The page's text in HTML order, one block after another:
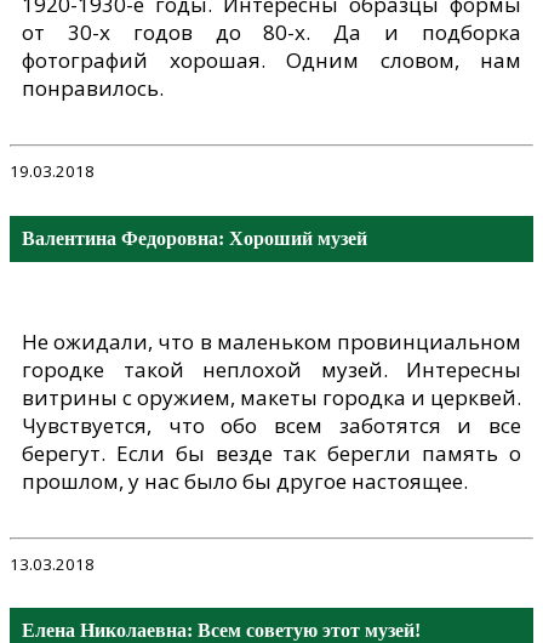
от 30-х годов до 80-х. Да и подборка
фотографий хорошая. Одним словом, нам
понравилось.
19.03.2018
Валентина Федоровна: Хороший музей
Не ожидали, что в маленьком провинциальном
городке такой неплохой музей. Интересны
витрины с оружием, макеты городка и церквей.
Чувствуется, что обо всем заботятся и все
берегут. Если бы везде так берегли память о
прошлом, у нас было бы другое настоящее.
13.03.2018
Елена Николаевна: Всем советую этот музей!